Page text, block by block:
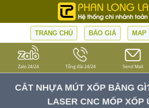
TRANG CHỦ BÁO GIÁ MAP
Zalo 24/24 Tổng đài 24/24 Send Mail
CẮT NHỰA MÚT XỐP BẰNG
LASER CNC MỐP XỐP